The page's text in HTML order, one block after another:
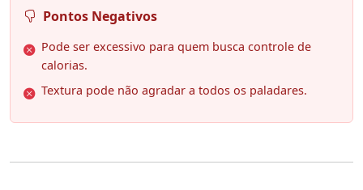
Pontos Negativos
Pode ser excessivo para quem busca controle de
calorias.
Textura pode não agradar a todos os paladares.